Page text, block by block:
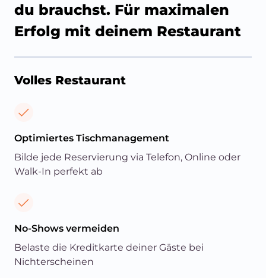
du brauchst. Für maximalen
Erfolg mit deinem Restaurant
Volles Restaurant
Optimiertes Tischmanagement
Bilde jede Reservierung via Telefon, Online oder
Walk-In perfekt ab
No-Shows vermeiden
Belaste die Kreditkarte deiner Gäste bei
Nichterscheinen